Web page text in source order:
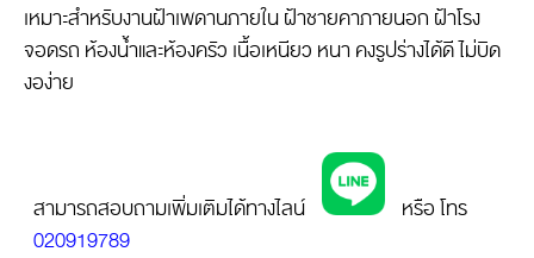
เหมาะสำหรับงานฝ้าเพดานภายใน ฝ้าชายคาภายนอก ฝ้าโรง
จอดรถ ห้องน้ำและห้องครัว เนื้อเหนียว หนา คงรูปร่างได้ดี ไม่บิด
งอง่าย
สามารถสอบถามเพิ่มเติมได้ทางไลน์
หรือ โทร
020919789